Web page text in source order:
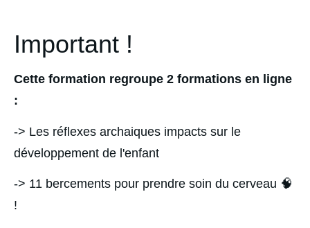
Important !
Cette formation regroupe 2 formations en ligne
:
-> Les réflexes archaiques impacts sur le
développement de l'enfant
-> 11 bercements pour prendre soin du cerveau 🧠
!